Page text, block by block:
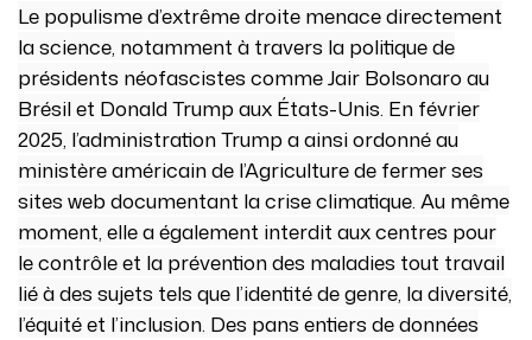
Le populisme d’extrême droite menace directement
la science, notamment à travers la politique de
présidents néofascistes comme Jair Bolsonaro au
Brésil et Donald Trump aux États-Unis. En février
2025, l’administration Trump a ainsi ordonné au
ministère américain de l’Agriculture de fermer ses
sites web documentant la crise climatique. Au même
moment, elle a également interdit aux centres pour
le contrôle et la prévention des maladies tout travail
lié à des sujets tels que l’identité de genre, la diversité,
l’équité et l’inclusion. Des pans entiers de données